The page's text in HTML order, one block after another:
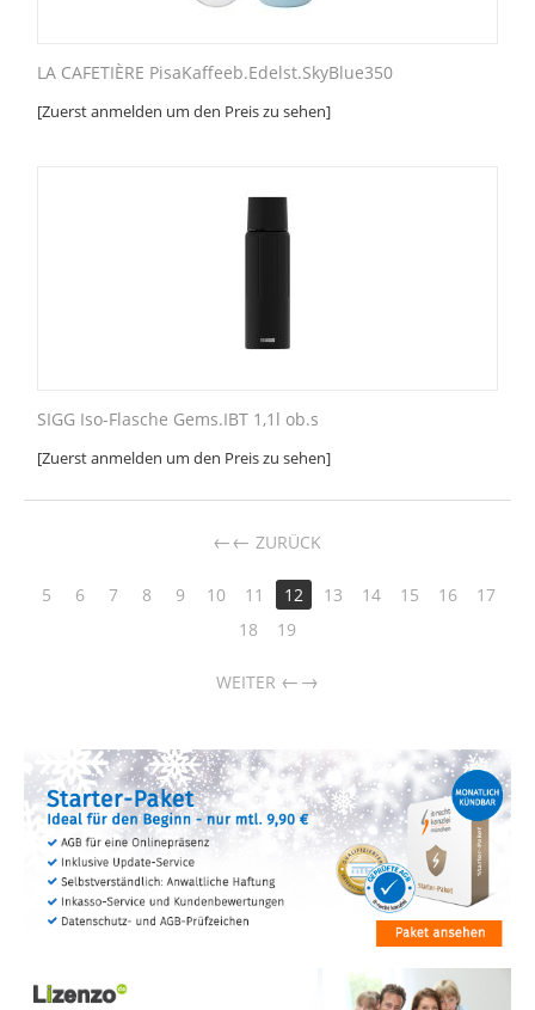
LA CAFETIÈRE PisaKaffeeb.Edelst.SkyBlue350
[Zuerst anmelden um den Preis zu sehen]
SIGG Iso-Flasche Gems.IBT 1,1l ob.s
[Zuerst anmelden um den Preis zu sehen]
← ZURÜCK
5 6 7 8 9 10 11 12 13 14 15 16
17
18
19
WEITER →